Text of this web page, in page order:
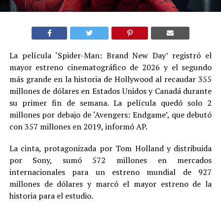
La película ‘Spider-Man: Brand New Day’ registró el
mayor estreno cinematográfico de 2026 y el segundo
más grande en la historia de Hollywood al recaudar 355
millones de dólares en Estados Unidos y Canadá durante
su primer fin de semana. La película quedó solo 2
millones por debajo de ‘Avengers: Endgame’, que debutó
con 357 millones en 2019, informó AP.
La cinta, protagonizada por Tom Holland y distribuida
por Sony, sumó 572 millones en mercados
internacionales para un estreno mundial de 927
millones de dólares y marcó el mayor estreno de la
historia para el estudio.